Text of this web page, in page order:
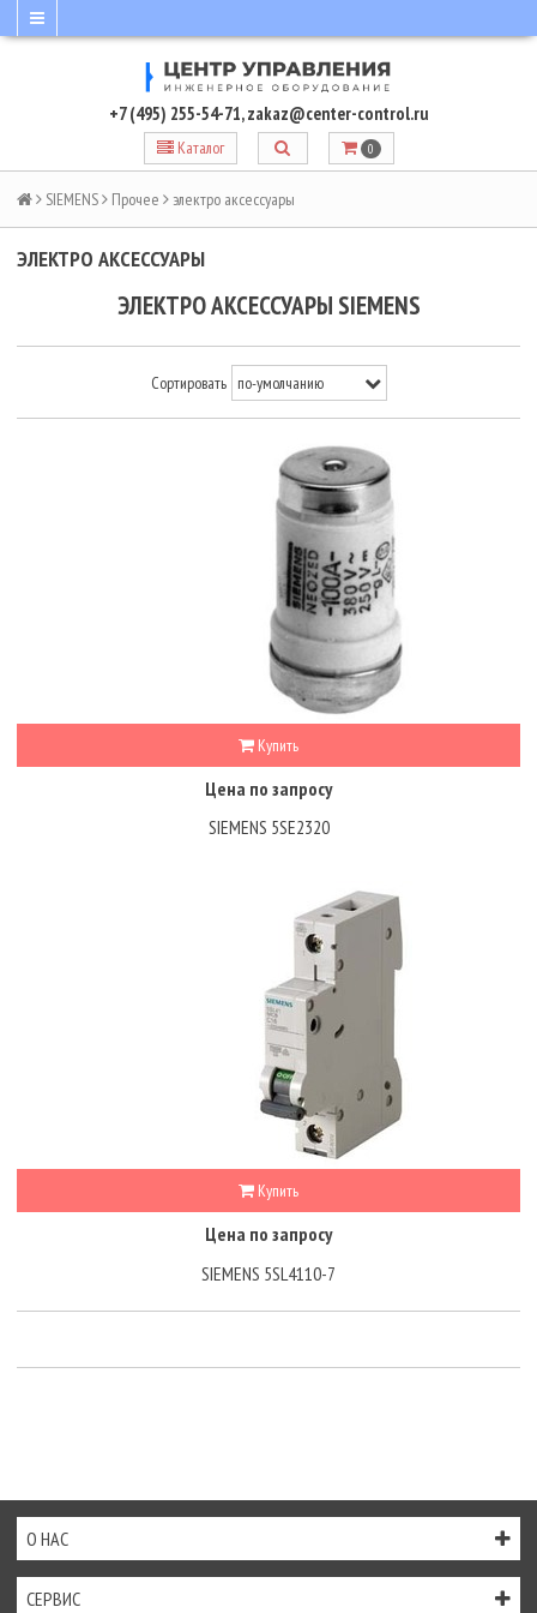
+7 (495) 255-54-71,zakaz@center-control.ru
Каталог 0
SIEMENS Прочее электро аксессуары
ЭЛЕКТРО АКСЕССУАРЫ
ЭЛЕКТРО АКСЕССУАРЫ SIEMENS
Сортировать
Купить
Цена по запросу
SIEMENS 5SE2320
Купить
Цена по запросу
SIEMENS 5SL4110-7
О НАС
СЕРВИС